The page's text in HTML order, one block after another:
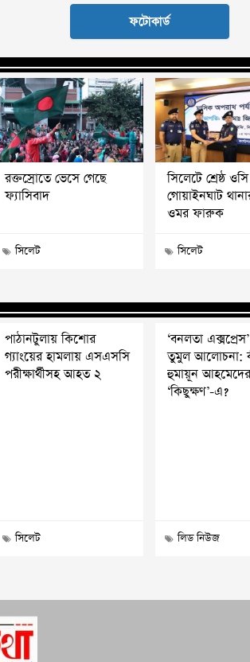
ফটোকার্ড
রক্তস্রোতে ভেসে গেছে
ফ্যাসিবাদ
সিলেট
সিলেটে শ্রেষ্ঠ
গোয়াইনঘাট
ওমর ফারুক
সিলেট
পাঠানটুলায় কিশোর
গ্যাংয়ের হামলায় এসএসসি
পরীক্ষার্থীসহ আহত ২
সিলেট
‘বনলতা
তুমুল আলোচনা:
হুমায়ূন
‘কিছুক্ষণ’-এ?
লিড নিউজ